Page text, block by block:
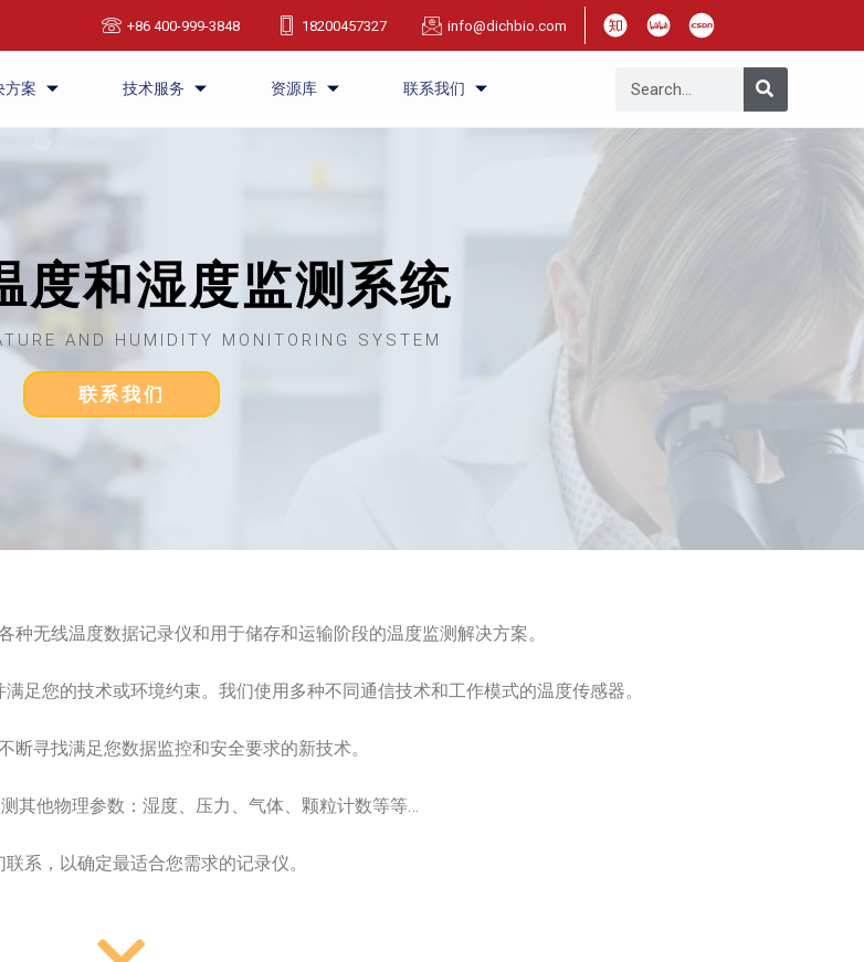
+86 400-999-3848 18200457327 info@dichbio.com
方案 技术服务 资源库 联系我们
度和湿度监测系统
AND HUMIDITY MONITORING SYSTEM
联系我们
种无线温度数据记录仪和用于储存和运输阶段的温度监测解决方案。
足您的技术或环境约束。我们使用多种不同通信技术和工作模式的温度传感器。
断寻找满足您数据监控和安全要求的新技术。
其他物理参数：湿度、压力、气体、颗粒计数等等…
系，以确定最适合您需求的记录仪。